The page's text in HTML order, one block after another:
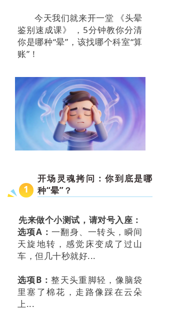
今天我们就来开一堂 《头晕
鉴别速成课》 ，5分钟教你分清
你是哪种“晕”，该找哪个科室“算
账”！
1
开场灵魂拷问：你到底是哪
种“晕”？
先来做个小测试，请对号入座：
选项A：一翻身、一转头，瞬间
天旋地转，感觉床变成了过山
车，但几十秒就好...
选项B：整天头重脚轻，像脑袋
里塞了棉花，走路像踩在云朵
上...